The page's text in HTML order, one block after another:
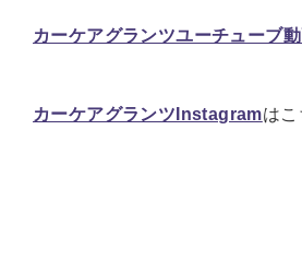
カーケアグランツユーチューブ
カーケアグランツInstagramはこ